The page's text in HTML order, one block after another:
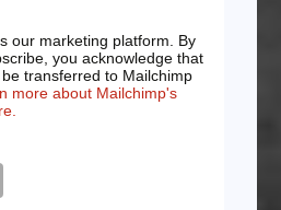
our marketing platform. By
you acknowledge that
transferred to Mailchimp
more about Mailchimp's